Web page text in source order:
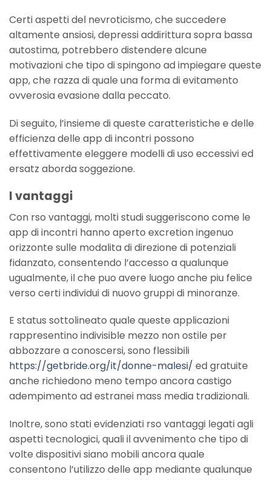
Certi aspetti del nevroticismo, che succedere
altamente ansiosi, depressi addirittura sopra bassa
autostima, potrebbero distendere alcune
motivazioni che tipo di spingono ad impiegare queste
app, che razza di quale una forma di evitamento
ovverosia evasione dalla peccato.
Di seguito, l’insieme di queste caratteristiche e delle
efficienza delle app di incontri possono
effettivamente eleggere modelli di uso eccessivi ed
ersatz aborda soggezione.
I vantaggi
Con rso vantaggi, molti studi suggeriscono come le
app di incontri hanno aperto excretion ingenuo
orizzonte sulle modalita di direzione di potenziali
fidanzato, consentendo l’accesso a qualunque
ugualmente, il che puo avere luogo anche piu felice
verso certi individui di nuovo gruppi di minoranze.
E status sottolineato quale queste applicazioni
rappresentino indivisible mezzo non ostile per
abbozzare a conoscersi, sono flessibili
https://getbride.org/it/donne-malesi/ ed gratuite
anche richiedono meno tempo ancora castigo
adempimento ad estranei mass media tradizionali.
Inoltre, sono stati evidenziati rso vantaggi legati agli
aspetti tecnologici, quali il avvenimento che tipo di
volte dispositivi siano mobili ancora quale
consentono l’utilizzo delle app mediante qualunque